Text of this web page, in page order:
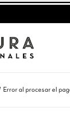
Error al procesar el